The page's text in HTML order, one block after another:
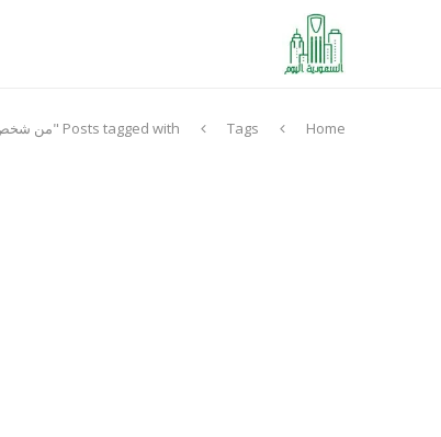
Home
Tags Posts tagged with "من شخص"